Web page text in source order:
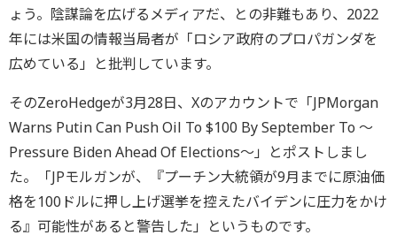
ょう。陰謀論を広げるメディアだ、との非難もあり、2022
年には米国の情報当局者が「ロシア政府のプロパガンダを
広めている」と批判しています。
そのZeroHedgeが3月28日、Xのアカウントで「JPMorgan
Warns Putin Can Push Oil To $100 By September To ～
Pressure Biden Ahead Of Elections～」とポストしまし
た。「JPモルガンが、『プーチン大統領が9月までに原油価
格を100ドルに押し上げ選挙を控えたバイデンに圧力をかけ
る』可能性があると警告した」というものです。